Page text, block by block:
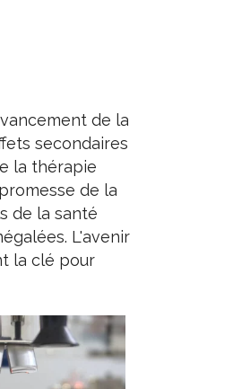
de la
secondaires
la thérapie
de la
de la santé
L'avenir
la clé pour